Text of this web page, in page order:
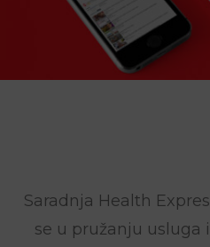
Saradnja Health
se u pružanju usluga